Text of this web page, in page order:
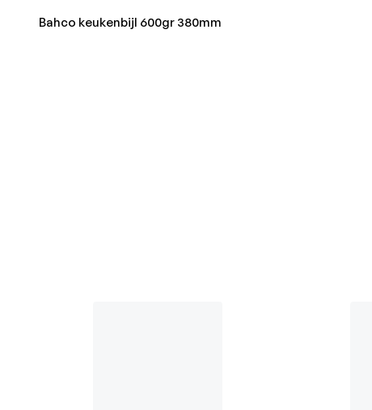
Bahco keukenbijl 600gr 380mm